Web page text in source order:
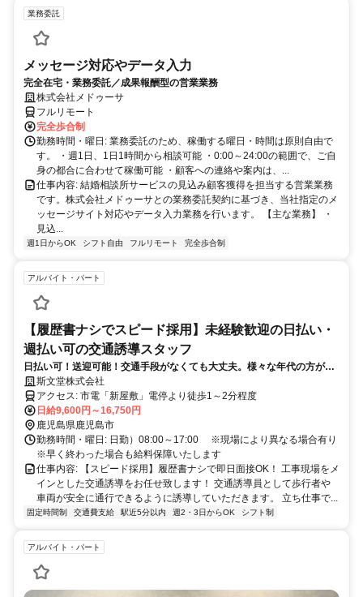
業務委託
メッセージ対応やデータ入力
完全在宅・業務委託／成果報酬型の営業業務
株式会社メドゥーサ
フルリモート
完全歩合制
勤務時間・曜日: 業務委託のため、稼働する曜日・時間は原則自由で
す。 ・週1日、1日1時間から相談可能 ・0:00～24:00の範囲で、ご自
身の都合に合わせて稼働可能 ・顧客への連絡や案内は、...
仕事内容: 結婚相談所サービスの見込み顧客獲得を担当する営業業務
です。株式会社メドゥーサとの業務委託契約に基づき、当社指定のメ
ッセージサイト対応やデータ入力業務を行います。 【主な業務】 ・
見込...
週1日からOK シフト自由 フルリモート 完全歩合制
アルバイト・パート
【履歴書ナシでスピード採用】未経験歓迎の日払い・
週払い可の交通誘導スタッフ
日払い可！送迎可能！交通手段がなくても大丈夫。様々な年代の方が男
女問わず活躍中！
斯文堂株式会社
アクセス: 市電「新屋敷」電停より徒歩1～2分程度
日給9,600円～16,750円
鹿児島県鹿児島市
勤務時間・曜日: 日勤）08:00～17:00 ※現場により異なる場合有り
※早く終わった場合も給料保障いたします
仕事内容: 【スピード採用】履歴書ナシで即日面接OK！ 工事現場をメ
インとした交通誘導をお任せ致します！ 交通誘導員として歩⾏者や
車両が安全に通⾏できるように誘導していただきます。 ⽴ち仕事で...
固定時間制 交通費支給 駅近5分以内 週2・3日からOK シフト制
アルバイト・パート